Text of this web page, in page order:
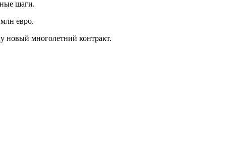
шаги.
евро.
новый многолетний контракт.